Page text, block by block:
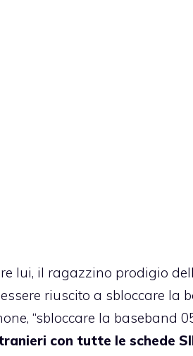
lui, il ragazzino prodigio
riuscito a sbloccare la
“sbloccare la baseband
con tutte le schede